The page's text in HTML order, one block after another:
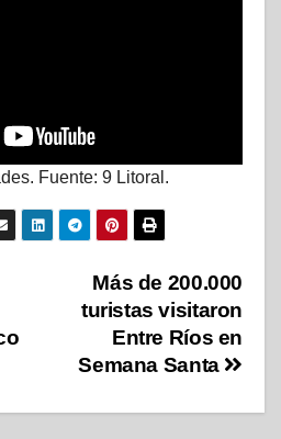
Fuente: 9 Litoral.
Más de 200.000
turistas visitaron
Entre Ríos en
Semana Santa